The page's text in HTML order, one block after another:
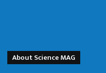
About Science MAG